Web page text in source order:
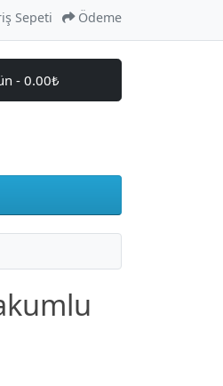
Sepeti Ödeme
- 0.00₺